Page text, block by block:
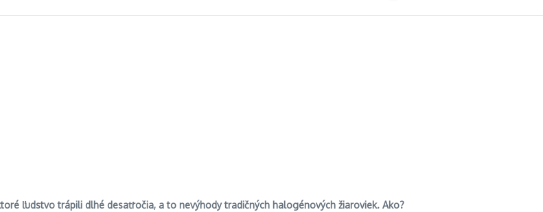
ľudstvo trápili dlhé desaťročia, a to nevýhody tradičných halogénových žiaroviek. Ako?